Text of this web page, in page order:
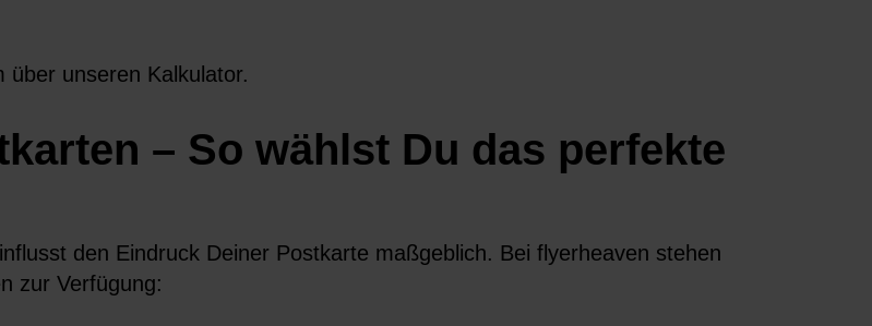
über unseren Kalkulator.
– So wählst Du das perfekte
den Eindruck Deiner Postkarte maßgeblich. Bei flyerheaven stehen
zur Verfügung: